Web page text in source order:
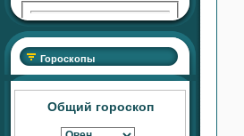
Тема:"Серебряный Голос"
Раздел:Работа с Кармой
Ответил:Transfiguration
Всего ответов:2
"Серебряный СВЕТ"
Гороскопы
Общий гороскоп